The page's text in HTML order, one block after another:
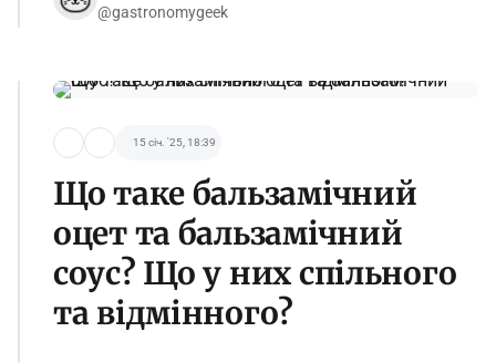
@gastronomygeek
15 січ. '25, 18:39
Що таке бальзамічний
оцет та бальзамічний
соус? Що у них спільного
та відмінного?